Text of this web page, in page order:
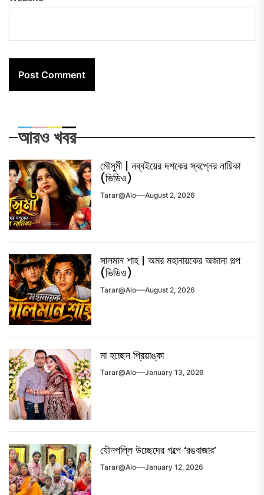
আরও খবর
মৌসুমী | নব্বইয়ের দশকের স্বপ্নের নায়িকা
(ভিডিও)
Tarar@alo August 2, 2026
সালমান শাহ | অমর মহানায়কের অজানা গল্প
(ভিডিও)
Tarar@alo August 2, 2026
মা হচ্ছেন প্রিয়াঙ্কা
Tarar@alo January 13, 2026
যৌনপল্লি উচ্ছেদের গল্পে ‘রঙবাজার’
Tarar@alo January 12, 2026